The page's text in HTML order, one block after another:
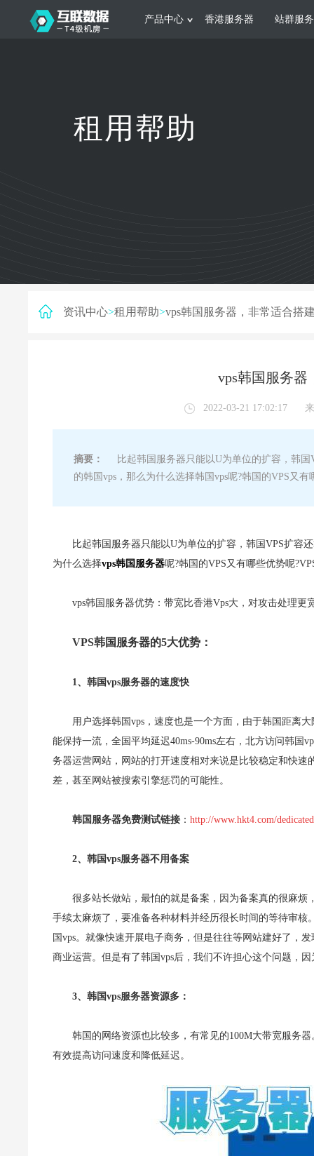
产品中心
日本服务器 新加坡服务器
香港服务器 站群服
根据不同规模的网站提供可定制化的架
构和 一站式协助租用帮助
资讯中心>租用帮助>vps韩国服务器，非常适合搭
vps韩国服务器
2022-03-21 17:02:17
摘要：
比起韩国服务器只能以U为单位的扩容，韩国
的韩国vps，那么为什么选择韩国vps呢?韩国的VPS又
比起韩国服务器只能以U为单位的扩容，韩国VPS扩容
为什么选择vps韩国服务器呢?韩国的VPS又有哪些优势呢
vps韩国服务器优势：带宽比香港Vps大，对攻击处理
VPS韩国服务器的5大优势：
1、韩国vps服务器的速度快
用户选择韩国vps，速度也是一个方面，由于韩国距离
能保持一流，全国平均延迟40ms-90ms左右，北方访问韩国
务器运营网站，网站的打开速度相对来说是比较稳定和快
差，甚至网站被搜索引擎惩罚的可能性。
韩国服务器免费测试链接 ： http://www.hkt4.com/
2、韩国vps服务器不用备案
很多站长做站，最怕的就是备案，因为备案真的很麻
手续太麻烦了，要准备各种材料并经历很长时间的等待审
国vps。就像快速开展电子商务，但是往往等网站建好了，
商业运营。但是有了韩国vps后，我们不许担心这个问题，因
3、韩国vps服务器资源多：
韩国的网络资源也比较多，有常见的100M大带宽服务
有效提高访问速度和降低延迟。